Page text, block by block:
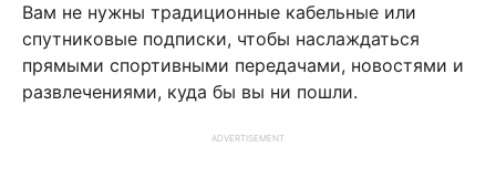
Вам не нужны традиционные кабельные или
спутниковые подписки, чтобы наслаждаться
прямыми спортивными передачами, новостями и
развлечениями, куда бы вы ни пошли.
ADVERTISEMENT